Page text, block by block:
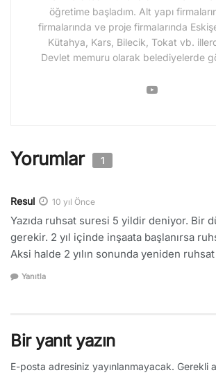
öğretime başladım. Alt yapı
firmalarında ve proje firmalarında
Kütahya, Kars, Bilecik, Tokat vb.
Devlet memuru olarak belediyelerde
Yorumlar 1
Resul 10 yıl Önce
Yazıda ruhsat suresi 5 yildir deniyor. Bir
gerekir. 2 yıl içinde inşaata başlanırsa
Aksi halde 2 yılın sonunda yeniden
Yanıtla
Bir yanıt yazın
E-posta adresiniz yayınlanmayacak. Gerekli